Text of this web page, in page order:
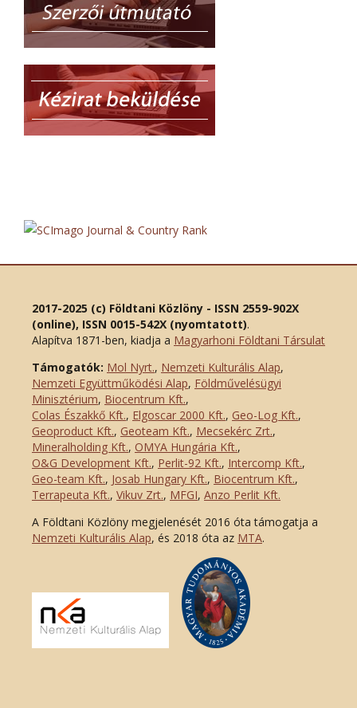
2017-2025 (c) Földtani Közlöny - ISSN 2559-902X
(online), ISSN 0015-542X (nyomtatott).
Alapítva 1871-ben, kiadja a Magyarhoni Földtani Társulat
Támogatók: Mol Nyrt., Nemzeti Kulturális Alap,
Nemzeti Együttműködési Alap, Földművelésügyi
Minisztérium, Biocentrum Kft.,
Colas Északkő Kft., Elgoscar 2000 Kft., Geo-Log Kft.,
Geoproduct Kft., Geoteam Kft., Mecsekérc Zrt.,
Mineralholding Kft., OMYA Hungária Kft.,
O&G Development Kft., Perlit-92 Kft., Intercomp Kft.,
Geo-team Kft., Josab Hungary Kft., Biocentrum Kft.,
Terrapeuta Kft., Vikuv Zrt., MFGI, Anzo Perlit Kft.
A Földtani Közlöny megjelenését 2016 óta támogatja a
Nemzeti Kulturális Alap, és 2018 óta az MTA.